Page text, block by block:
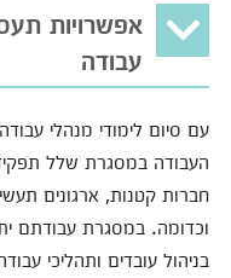
אפשרויות
עבודה
עם סיום לימודי מנהלי
העבודה במסגרת שלל
חברות קטנות, ארגונים
וכדומה. במסגרת עבודתם
בניהול עובדים ותהליכי